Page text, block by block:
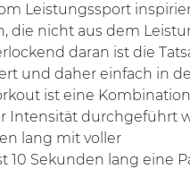
Leistungssport
die nicht aus dem
daran ist die
und daher einfach in
ist eine
Intensität durchgeführt
lang mit voller
10 Sekunden lang eine